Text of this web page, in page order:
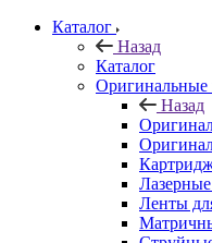
Каталог
Назад
Каталог
Оригинальные
Назад
Ленты